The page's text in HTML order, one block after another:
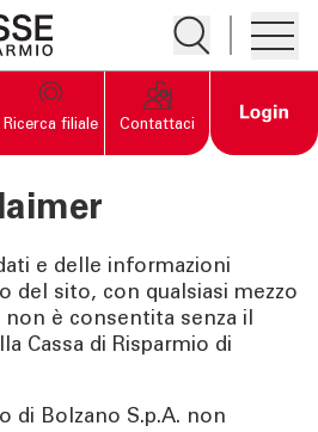
Apre la
Apre il
Ricerca filiale Contattaci Open
e delle informazioni
del sito, con qualsiasi mezzo
è consentita senza il
Cassa di Risparmio di
di Bolzano S.p.A. non